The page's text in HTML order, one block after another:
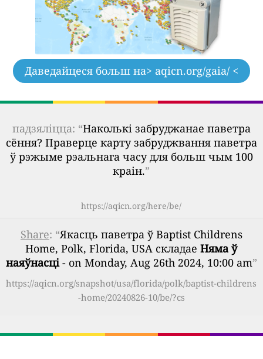
Даведайцеся больш на> aqicn.org/gaia/ <
падзяліцца: “Наколькі забруджанае паветра
сёння? Праверце карту забруджвання паветра
ў рэжыме рэальнага часу для больш чым 100
краін.”
https://aqicn.org/here/be/
Share: “Якасць паветра ў Baptist Childrens
Home, Polk, Florida, USA складаеНяма ў
наяўнасці- on Monday, Aug 26th 2024, 10:00 am”
https://aqicn.org/snapshot/usa/florida/polk/baptist-childrens
-home/20240826-10/be/?cs